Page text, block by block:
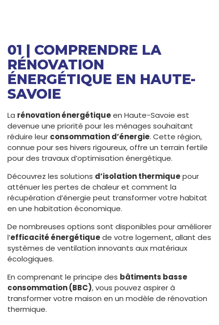
01 | COMPRENDRE LA
RÉNOVATION
ÉNERGÉTIQUE EN HAUTE-
SAVOIE
La rénovation énergétiqueen Haute-Savoie est
devenue une priorité pour les ménages souhaitant
réduire leur consommation d’énergie. Cette région,
connue pour ses hivers rigoureux, offre un terrain fertile
pour des travaux d’optimisation énergétique.
Découvrez les solutions d’isolation thermiquepour
atténuer les pertes de chaleur et comment la
récupération d’énergie peut transformer votre habitat
en une habitation économique.
De nombreuses options sont disponibles pour améliorer
l’efficacité énergétiquede votre logement, allant des
systèmes de ventilation innovants aux matériaux
écologiques.
En comprenant le principe des bâtiments basse
consommation (BBC), vous pouvez aspirer à
transformer votre maison en un modèle de rénovation
thermique.